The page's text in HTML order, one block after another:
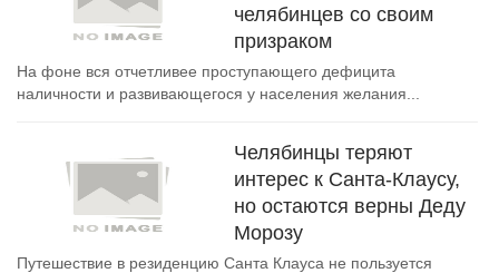
челябинцев со своим
призраком
На фоне вся отчетливее проступающего дефицита
наличности и развивающегося у населения желания...
Челябинцы теряют
интерес к Санта-Клаусу,
но остаются верны Деду
Морозу
Путешествие в резиденцию Санта Клауса не пользуется